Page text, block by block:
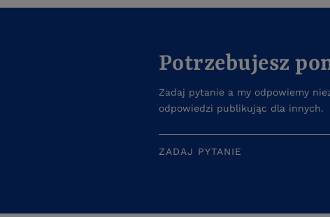
Potrzebujesz
Zadaj pytanie a my odpowiemy
odpowiedzi publikując dla innych.
ZADAJ PYTANIE